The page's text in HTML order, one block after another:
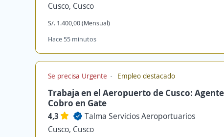
Cusco, Cusco
S/. 1.400,00 (Mensual)
Hace 55 minutos
Se precisa Urgente Empleo destacado
Trabaja en el Aeropuerto de Cusco:
Cobro en Gate
4,3
Talma Servicios Aeroportuarios
Cusco, Cusco